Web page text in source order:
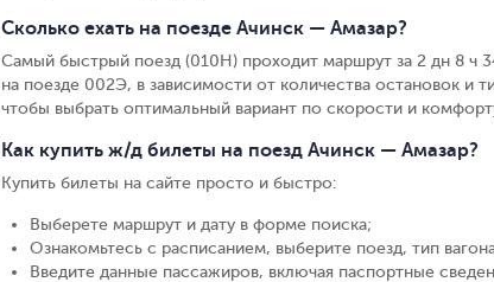
Сколько ехать на поезде Ачинск — Амазар?
Самый быстрый поезд (010Н) проходит маршрут за 2 дн 8 ч
на поезде 002Э, в зависимости от количества остановок и
чтобы выбрать оптимальный вариант по скорости и
Как купить ж/д билеты на поезд Ачинск — Амазар?
Купить билеты на сайте просто и быстро:
Выберете маршрут и дату в форме поиска;
Ознакомьтесь с расписанием, выберите поезд, тип
Введите данные пассажиров, включая паспортные